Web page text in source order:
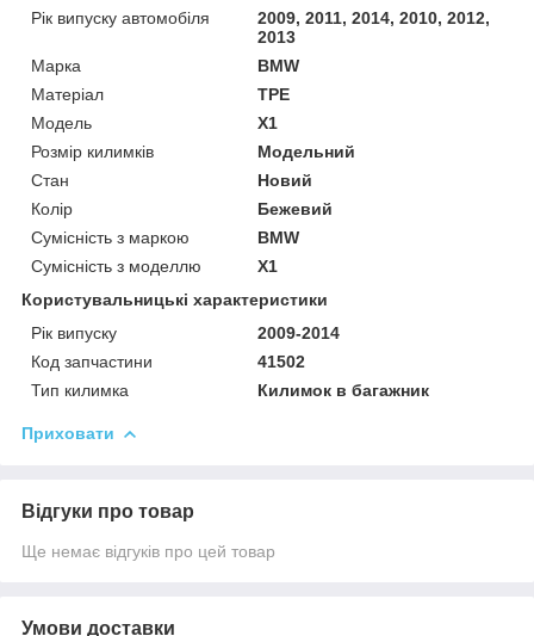
Рік випуску автомобіля
2009, 2011, 2014, 2010, 2012,
2013
Марка
BMW
Матеріал
TPE
Модель
X1
Розмір килимків
Модельний
Стан
Новий
Колір
Бежевий
Сумісність з маркою
BMW
Сумісність з моделлю
X1
Користувальницькі характеристики
Рік випуску
2009-2014
Код запчастини
41502
Тип килимка
Килимок в багажник
Приховати
Відгуки про товар
Ще немає відгуків про цей товар
Умови доставки